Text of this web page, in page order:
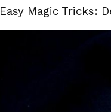
Easy Magic Tricks: